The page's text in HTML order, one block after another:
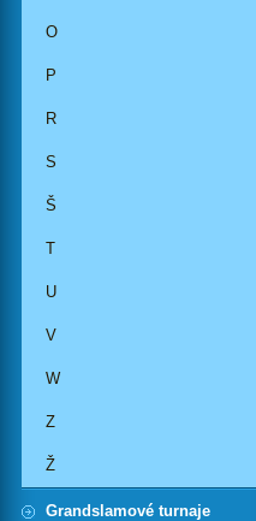
O
P
R
S
Š
T
U
V
W
Z
Ž
Grandslamové turnaje